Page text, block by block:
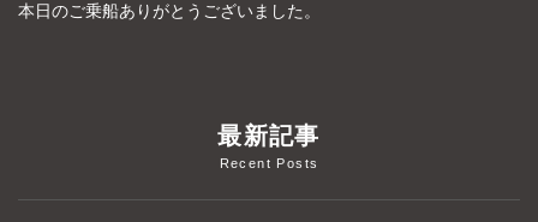
本日のご乗船ありがとうございました。
最新記事
Recent Posts